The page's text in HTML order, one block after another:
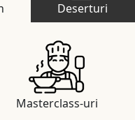
Deserturi
Masterclass-uri